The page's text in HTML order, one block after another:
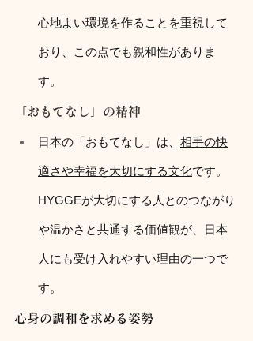
心地よい環境を作ることを重視 して
おり、この点でも親和性がありま
す。
「おもてなし」の精神
日本の「おもてなし」は、 相手の快
適さや幸福を大切にする文化です。
HYGGEが大切にする人とのつながり
や温かさと共通する価値観が、日本
人にも受け入れやすい理由の一つで
す。
心身の調和を求める姿勢